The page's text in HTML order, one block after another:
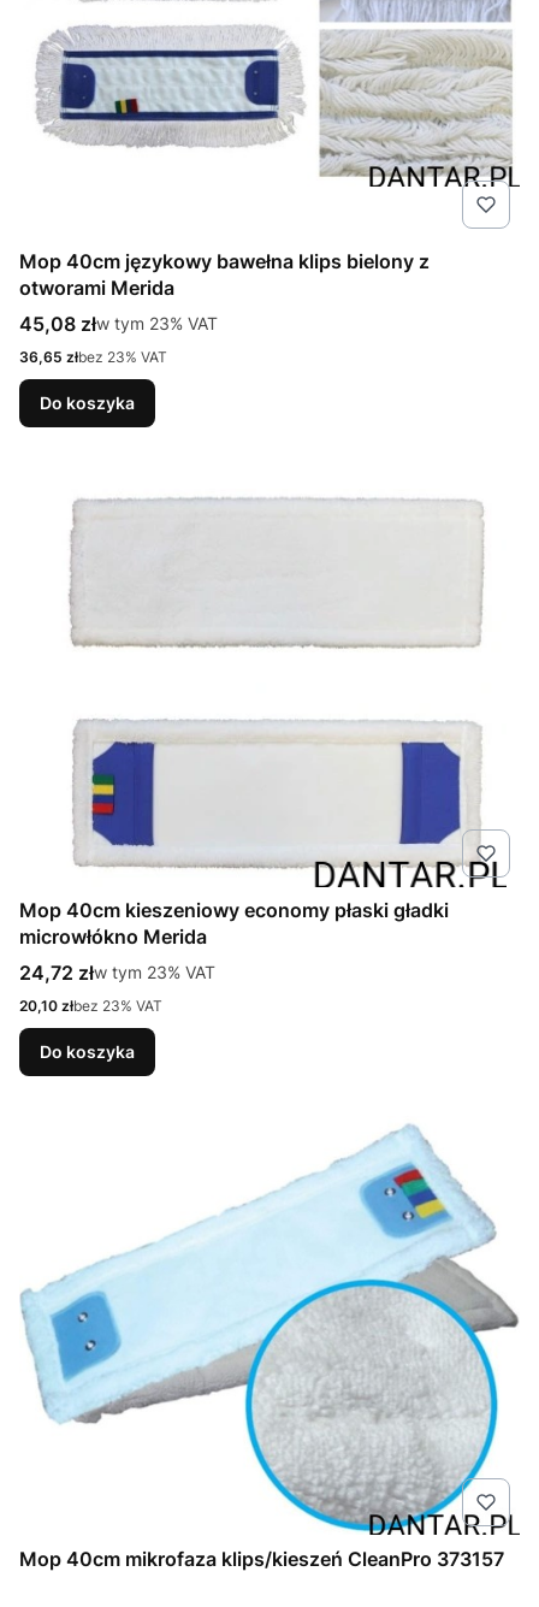
Mop 40cm językowy bawełna klips bielony z
otworami Merida
Cena brutto
45,08 złw tym %s VAT
w tym 23% VAT
Cena netto
36,65 złbez 23% VAT
Do koszyka
Mop 40cm kieszeniowy economy płaski gładki
microwłókno Merida
Cena brutto
24,72 złw tym %s VAT
w tym 23% VAT
Cena netto
20,10 złbez 23% VAT
Do koszyka
Mop 40cm mikrofaza klips/kieszeń CleanPro 373157